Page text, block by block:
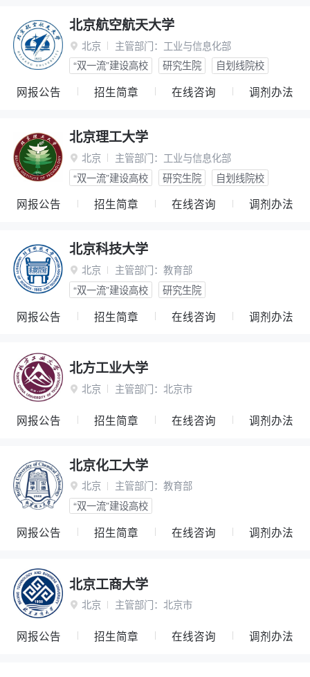
北京航空航天大学
 北京 主管部门： 工业与信息化部
“双一流”建设高校
研究生院 自划线院校
网报公告 招生简章 在线咨询 调剂办法
北京理工大学
 北京 主管部门： 工业与信息化部
“双一流”建设高校
研究生院 自划线院校
网报公告 招生简章 在线咨询 调剂办法
北京科技大学
 北京 主管部门： 教育部
“双一流”建设高校
研究生院
网报公告 招生简章 在线咨询 调剂办法
北方工业大学
 北京 主管部门： 北京市
网报公告 招生简章 在线咨询 调剂办法
北京化工大学
 北京 主管部门： 教育部
“双一流”建设高校
网报公告 招生简章 在线咨询 调剂办法
北京工商大学
 北京 主管部门： 北京市
网报公告 招生简章 在线咨询 调剂办法